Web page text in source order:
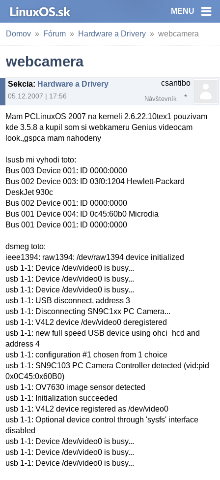
MENU
Domov Fórum Hardware a Drivery webcamera
webcamera
Sekcia: Hardware a Drivery
05.12.2007 | 17:56
csantibo
Návštevník
Mam PCLinuxOS 2007 na kerneli 2.6.22.10tex1 pouzivam
kde 3.5.8 a kupil som si webkameru Genius videocam
look.,gspca mam nahodeny
lsusb mi vyhodi toto:
Bus 003 Device 001: ID 0000:0000
Bus 002 Device 003: ID 03f0:1204 Hewlett-Packard
DeskJet 930c
Bus 002 Device 001: ID 0000:0000
Bus 001 Device 004: ID 0c45:60b0 Microdia
Bus 001 Device 001: ID 0000:0000
dsmeg toto:
ieee1394: raw1394: /dev/raw1394 device initialized
usb 1-1: Device /dev/video0 is busy...
usb 1-1: Device /dev/video0 is busy...
usb 1-1: Device /dev/video0 is busy...
usb 1-1: USB disconnect, address 3
usb 1-1: Disconnecting SN9C1xx PC Camera...
usb 1-1: V4L2 device /dev/video0 deregistered
usb 1-1: new full speed USB device using ohci_hcd and
address 4
usb 1-1: configuration #1 chosen from 1 choice
usb 1-1: SN9C103 PC Camera Controller detected (vid:pid
0x0C45:0x60B0)
usb 1-1: OV7630 image sensor detected
usb 1-1: Initialization succeeded
usb 1-1: V4L2 device registered as /dev/video0
usb 1-1: Optional device control through 'sysfs' interface
disabled
usb 1-1: Device /dev/video0 is busy...
usb 1-1: Device /dev/video0 is busy...
usb 1-1: Device /dev/video0 is busy...